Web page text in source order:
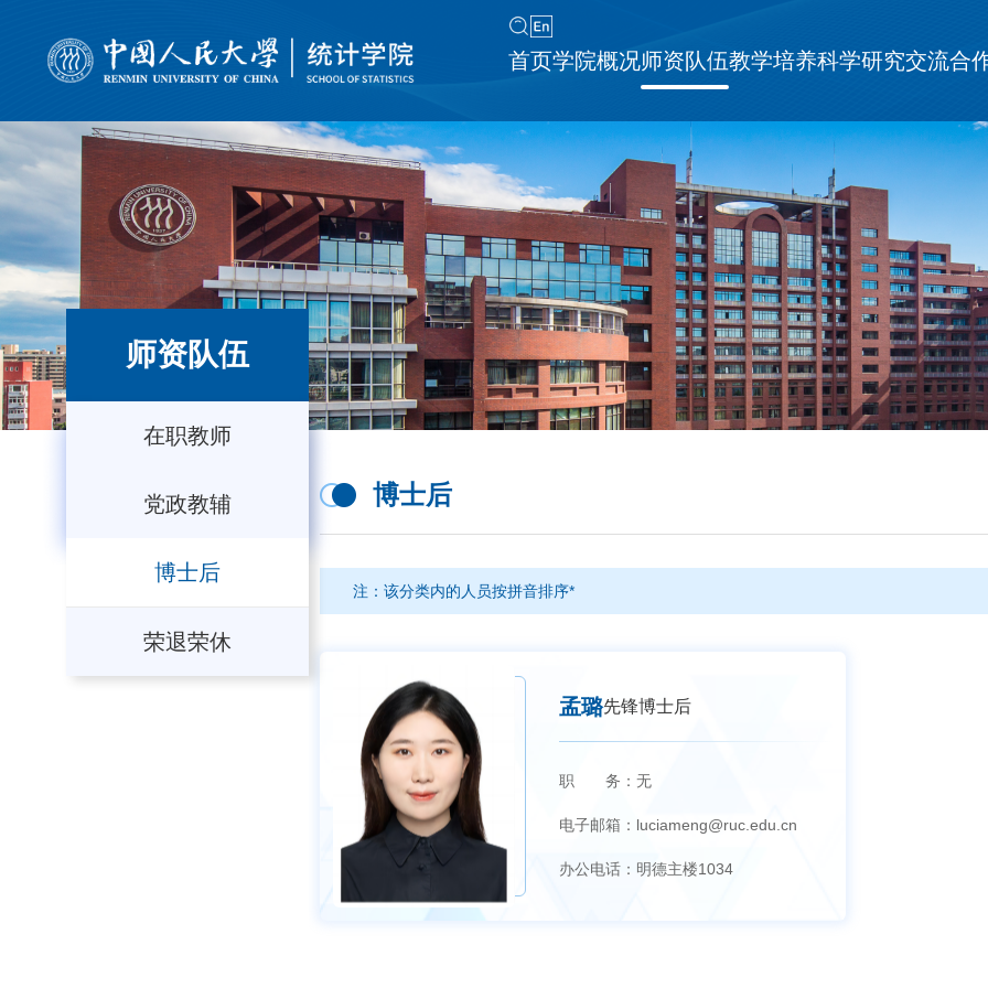
首页学院概况师资队伍教学培养科学研究交流合
师资队伍
在职教师
党政教辅
博士后
荣退荣休
博士后
注：该分类内的人员按拼音排序*
孟璐先锋博士后
职 务： 无
电子邮箱： luciameng@ruc.edu.cn
办公电话： 明德主楼1034